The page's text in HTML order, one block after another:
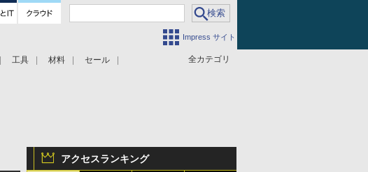
Impress サイト
全カテゴリ
工具 材料 セール
アクセスランキング